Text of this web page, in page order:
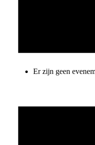
Er zijn geen